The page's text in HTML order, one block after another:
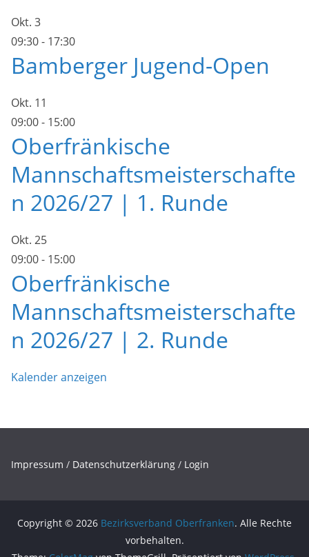
Okt. 3
09:30- 17:30
Bamberger Jugend-Open
Okt. 11
09:00- 15:00
Oberfränkische
Mannschaftsmeisterschafte
n 2026/27 | 1. Runde
Okt. 25
09:00- 15:00
Oberfränkische
Mannschaftsmeisterschafte
n 2026/27 | 2. Runde
Kalender anzeigen
Impressum / Datenschutzerklärung / Login
Copyright © 2026 Bezirksverband Oberfranken. Alle Rechte
vorbehalten.